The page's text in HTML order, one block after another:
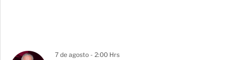
7 de agosto - 2:00 Hrs